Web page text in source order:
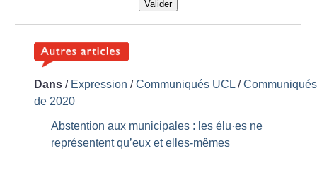
Valider
Dans / Expression /Communiqués UCL /Communiqués
de 2020
Abstention aux municipales : les élu·es ne
représentent qu’eux et elles-mêmes